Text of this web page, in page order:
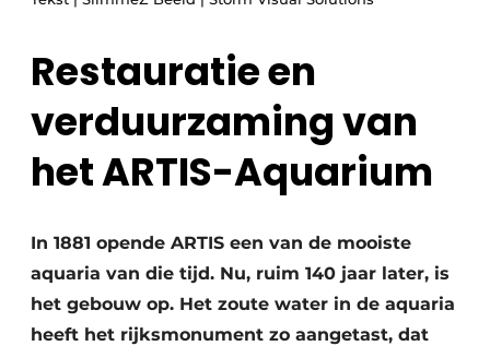
Privacy / Cookie statement
Vacature aanmelden
Vacatures
Modulair bouwen
Restauratie en
verduurzaming van
het ARTIS-Aquarium
In 1881 opende ARTIS een van de mooiste
aquaria van die tijd. Nu, ruim 140 jaar later, is
het gebouw op. Het zoute water in de aquaria
heeft het rijksmonument zo aangetast, dat